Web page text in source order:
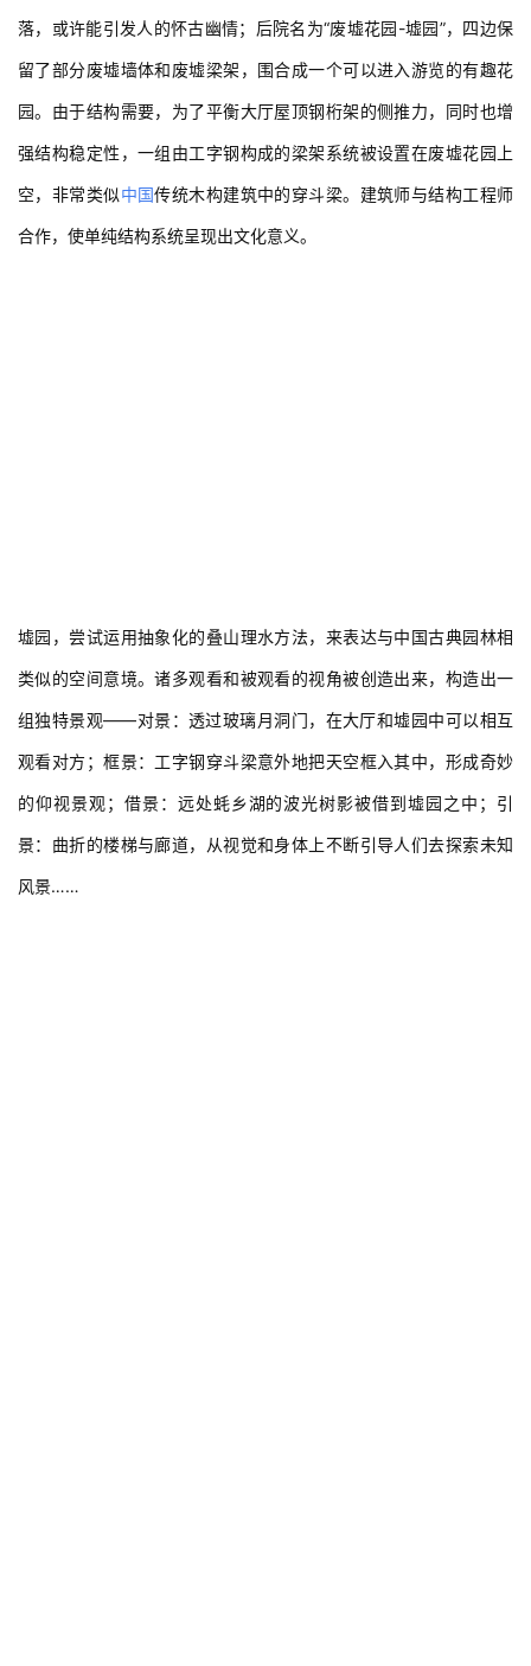
景
观
建
专
教
落，或许能引发人的怀古幽情；后院名为“废墟花园-墟园”，四边保
留了部分废墟墙体和废墟梁架，围合成一个可以进入游览的有趣花
园。由于结构需要，为了平衡大厅屋顶钢桁架的侧推力，同时也增
强结构稳定性，一组由工字钢构成的梁架系统被设置在废墟花园上
空，非常类似中国传统木构建筑中的穿斗梁。建筑师与结构工程师
合作，使单纯结构系统呈现出文化意义。
墟园，尝试运用抽象化的叠山理水方法，来表达与中国古典园林相
类似的空间意境。诸多观看和被观看的视角被创造出来，构造出一
组独特景观——对景：透过玻璃月洞门，在大厅和墟园中可以相互
观看对方；框景：工字钢穿斗梁意外地把天空框入其中，形成奇妙
的仰视景观；借景：远处蚝乡湖的波光树影被借到墟园之中；引
景：曲折的楼梯与廊道，从视觉和身体上不断引导人们去探索未知
风景……